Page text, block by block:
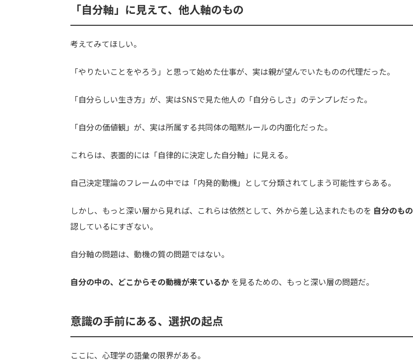
「自分軸」に見えて、他人軸のもの
考えてみてほしい。
「やりたいことをやろう」と思って始めた仕事が、実は親が望んでいたものの代理だった。
「自分らしい生き方」が、実はSNSで見た他人の「自分らしさ」のテンプレだった。
「自分の価値観」が、実は所属する共同体の暗黙ルールの内面化だった。
これらは、表面的には「自律的に決定した自分軸」に見える。
自己決定理論のフレームの中では「内発的動機」として分類されてしまう可能性すらある。
しかし、もっと深い層から見れば、これらは依然として、外から差し込まれたものを 自分のもの
認しているにすぎない。
自分軸の問題は、動機の質の問題ではない。
自分の中の、どこからその動機が来ているか を見るための、もっと深い層の問題だ。
意識の手前にある、選択の起点
ここに、心理学の語彙の限界がある。